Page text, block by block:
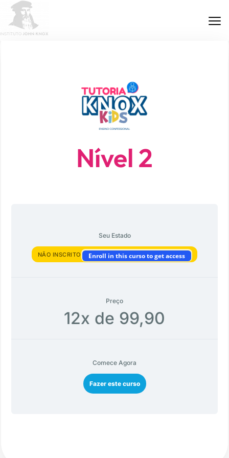
Nível 2
Seu Estado
NÃO INSCRITO Enroll in this curso to get access
Preço
12x de 99,90
Comece Agora
Fazer este curso